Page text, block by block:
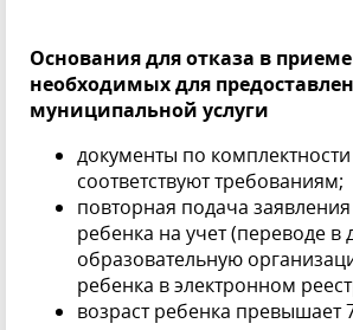
Основания для отказа в
необходимых для
муниципальной услуги
документы по
соответствуют требованиям;
повторная подача
ребенка на учет (переводе в
образовательную
ребенка в электронном
возраст ребенка превышает